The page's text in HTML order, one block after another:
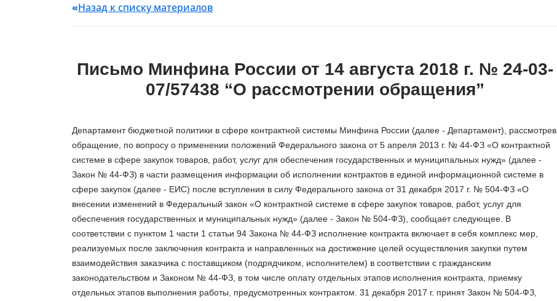
«Назад к списку материалов
Письмо Минфина России от 14 августа 2018 г. № 24-03-
07/57438 “О рассмотрении обращения”
Департамент бюджетной политики в сфере контрактной системы Минфина России (далее - Департамент), рассмотрев
обращение, по вопросу о применении положений Федерального закона от 5 апреля 2013 г. № 44-ФЗ «О контрактной
системе в сфере закупок товаров, работ, услуг для обеспечения государственных и муниципальных нужд» (далее -
Закон № 44-ФЗ) в части размещения информации об исполнении контрактов в единой информационной системе в
сфере закупок (далее - ЕИС) после вступления в силу Федерального закона от 31 декабря 2017 г. № 504-ФЗ «О
внесении изменений в Федеральный закон «О контрактной системе в сфере закупок товаров, работ, услуг для
обеспечения государственных и муниципальных нужд» (далее - Закон № 504-ФЗ), сообщает следующее. В
соответствии с пунктом 1 части 1 статьи 94 Закона № 44-ФЗ исполнение контракта включает в себя комплекс мер,
реализуемых после заключения контракта и направленных на достижение целей осуществления закупки путем
взаимодействия заказчика с поставщиком (подрядчиком, исполнителем) в соответствии с гражданским
законодательством и Законом № 44-ФЗ, в том числе оплату отдельных этапов исполнения контракта, приемку
отдельных этапов выполнения работы, предусмотренных контрактом. 31 декабря 2017 г. принят Закон № 504-ФЗ,